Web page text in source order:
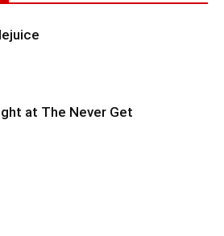
at The Never Get